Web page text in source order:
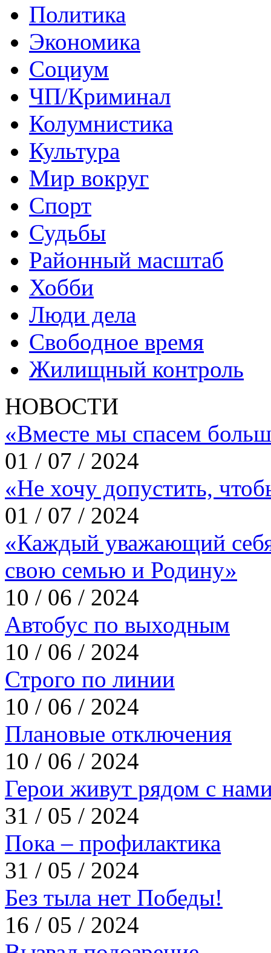
Политика
Экономика
Социум
ЧП/Криминал
Колумнистика
Культура
Мир вокруг
Спорт
Судьбы
Районный масштаб
Хобби
Люди дела
Свободное время
Жилищный контроль
НОВОСТИ
«Вместе мы спасем
01 / 07 / 2024
«Не хочу допустить,
01 / 07 / 2024
«Каждый уважающий
свою семью и Родину»
10 / 06 / 2024
Автобус по выходным
10 / 06 / 2024
Строго по линии
10 / 06 / 2024
Плановые отключения
10 / 06 / 2024
Герои живут рядом с
31 / 05 / 2024
Пока – профилактика
31 / 05 / 2024
Без тыла нет Победы!
16 / 05 / 2024